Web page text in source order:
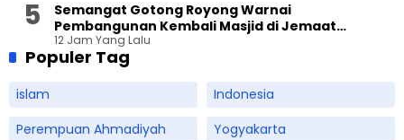
Semangat Gotong Royong Warnai
Pembangunan Kembali Masjid di Jemaat
Ahmadiyah Sukapura
12 Jam Yang Lalu
Populer Tag
islam
Indonesia
Perempuan Ahmadiyah
Yogyakarta